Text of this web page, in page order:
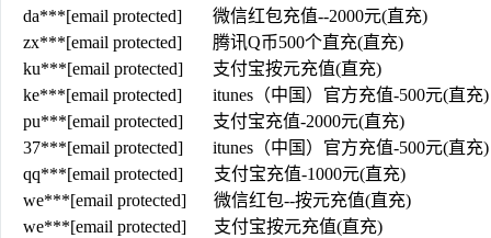
da***[email protected]
微信红包充值--2000元(直充)
zx***[email protected]
腾讯Q币500个直充(直充)
ku***[email protected]
支付宝按元充值(直充)
ke***[email protected]
itunes（中国）官方充值-500元(直充)
pu***[email protected]
支付宝充值-2000元(直充)
37***[email protected]
itunes（中国）官方充值-500元(直充)
qq***[email protected]
支付宝充值-1000元(直充)
we***[email protected]
微信红包--按元充值(直充)
we***[email protected]
支付宝按元充值(直充)